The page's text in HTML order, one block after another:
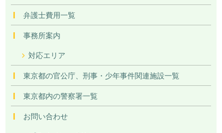
弁護士費用一覧
事務所案内
対応エリア
東京都の官公庁、刑事・少年事件関連施設一覧
東京都内の警察署一覧
お問い合わせ